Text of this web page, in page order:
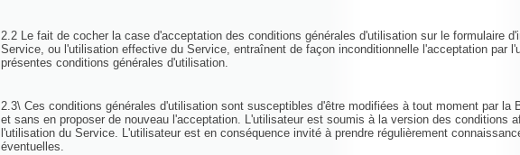
2.2 Le fait de cocher la case d'acceptation des conditions générales d'utilisation sur le formulaire
Service, ou l'utilisation effective du Service, entraînent de façon inconditionnelle l'acceptation par
présentes conditions générales d'utilisation.
2.3\ Ces conditions générales d'utilisation sont susceptibles d'être modifiées à tout moment par la
et sans en proposer de nouveau l'acceptation. L'utilisateur est soumis à la version des conditions
l'utilisation du Service. L'utilisateur est en conséquence invité à prendre régulièrement
éventuelles.